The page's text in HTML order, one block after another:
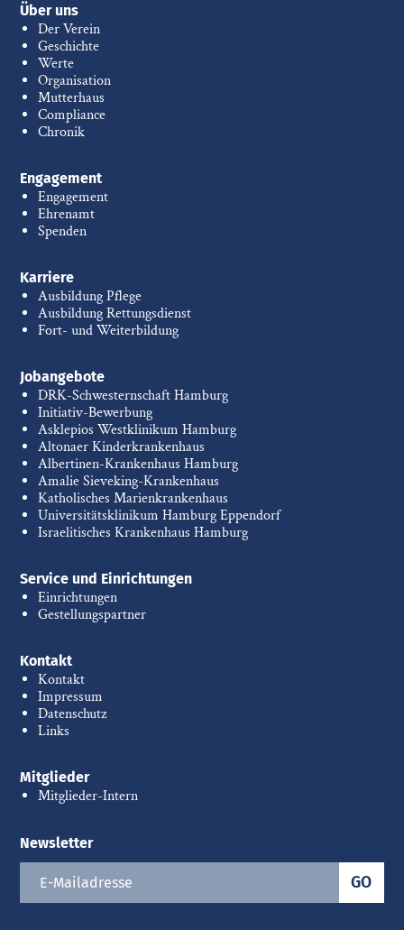
Über uns
Der Verein
Geschichte
Werte
Organisation
Mutterhaus
Compliance
Chronik
Engagement
Engagement
Ehrenamt
Spenden
Karriere
Ausbildung Pflege
Ausbildung Rettungsdienst
Fort- und Weiterbildung
Jobangebote
DRK-Schwesternschaft Hamburg
Initiativ-Bewerbung
Asklepios Westklinikum Hamburg
Altonaer Kinderkrankenhaus
Albertinen-Krankenhaus Hamburg
Amalie Sieveking-Krankenhaus
Katholisches Marienkrankenhaus
Universitätsklinikum Hamburg Eppendorf
Israelitisches Krankenhaus Hamburg
Service und Einrichtungen
Einrichtungen
Gestellungspartner
Kontakt
Kontakt
Impressum
Datenschutz
Links
Mitglieder
Mitglieder-Intern
Newsletter
GO